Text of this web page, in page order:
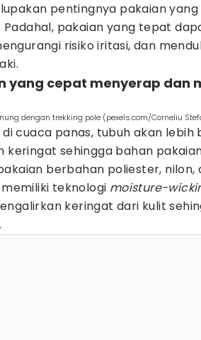
pentingnya pakaian yang
Padahal, pakaian yang tepat
risiko iritasi, dan
yang cepat menyerap dan
dengan trekking pole (pexels.com/Corneliu
cuaca panas, tubuh akan lebih
keringat sehingga bahan
berbahan poliester, nilon,
teknologi moisture-
keringat dari kulit